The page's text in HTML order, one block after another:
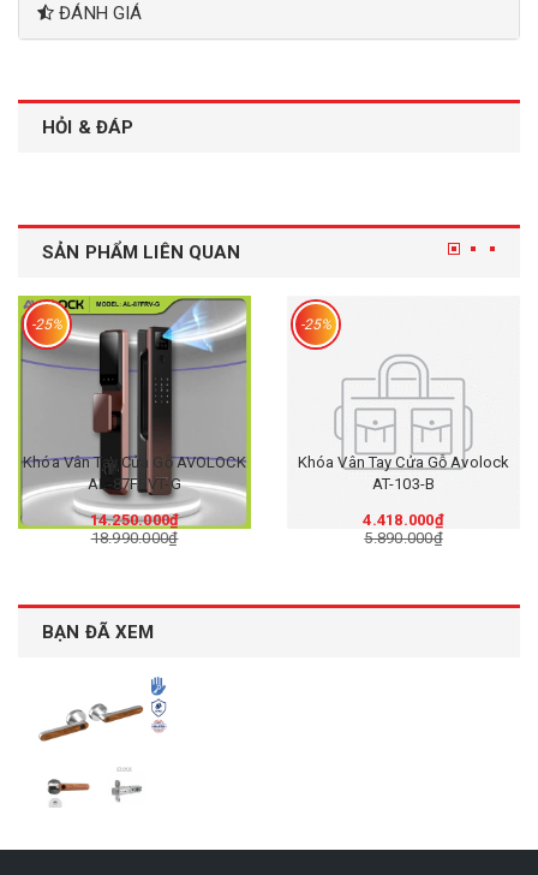
ĐÁNH GIÁ
HỎI & ĐÁP
SẢN PHẨM LIÊN QUAN
-25%
Khóa Vân Tay Cửa Gỗ AVOLOCK
AL-87FRVT-G
14.250.000₫
18.990.000₫
-25%
Khóa Vân Tay Cửa Gỗ Avolock
AT-103-B
4.418.000₫
5.890.000₫
BẠN ĐÃ XEM